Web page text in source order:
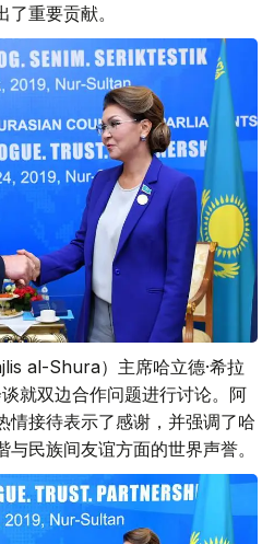
重要贡献。
al-Shura）主席哈立德·希拉
就双边合作问题进行讨论。阿
情接待表示了感谢，并强调了哈
民族间友谊方面的世界声誉。